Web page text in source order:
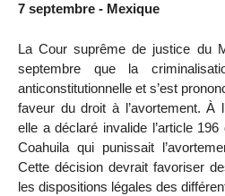
7 septembre - Mexique
La Cour suprême de justice du
septembre que la
anticonstitutionnelle et s’est
faveur du droit à l’avortement. À
elle a déclaré invalide l’article
Coahuila qui punissait
Cette décision devrait favoriser
les dispositions légales des